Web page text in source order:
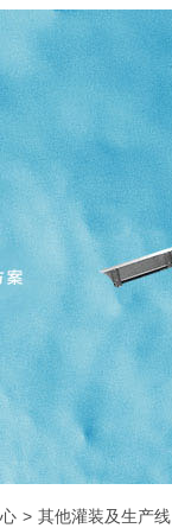
> 其他灌装及生产线